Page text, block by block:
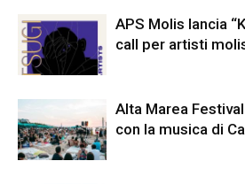
APS Molis lancia
call per artisti
Alta Marea
con la musica di